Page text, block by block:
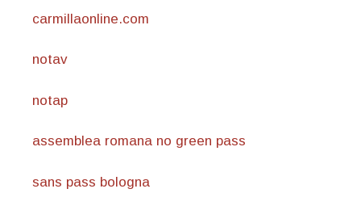
carmillaonline.com
notav
notap
assemblea romana no green pass
sans pass bologna